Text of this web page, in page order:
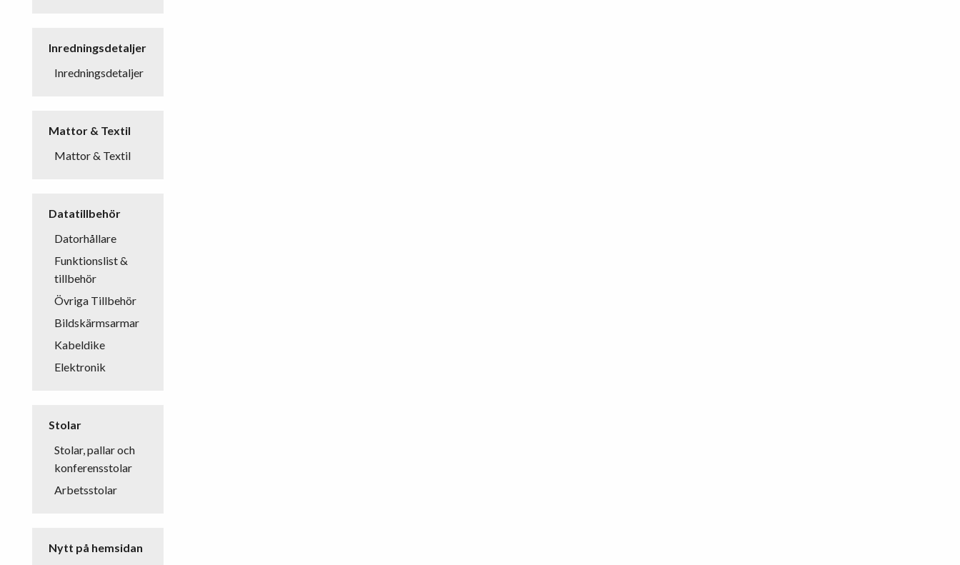
Inredningsdetaljer
Inredningsdetaljer
Mattor & Textil
Mattor & Textil
Datatillbehör
Datorhållare
Funktionslist &
tillbehör
Övriga Tillbehör
Bildskärmsarmar
Kabeldike
Elektronik
Stolar
Stolar, pallar och
konferensstolar
Arbetsstolar
Nytt på hemsidan